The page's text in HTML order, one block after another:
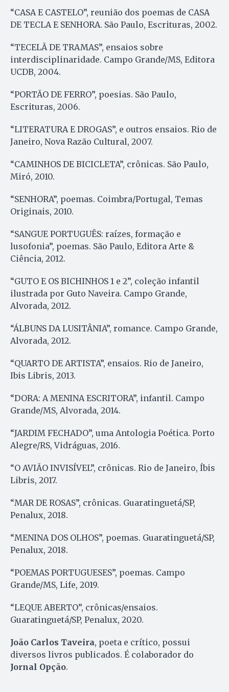
“CASA E CASTELO”, reunião dos poemas de CASA
DE TECLA E SENHORA. São Paulo, Escrituras, 2002.
“TECELÃ DE TRAMAS”, ensaios sobre
interdisciplinaridade. Campo Grande/MS, Editora
UCDB, 2004.
“PORTÃO DE FERRO”, poesias. São Paulo,
Escrituras, 2006.
“LITERATURA E DROGAS”, e outros ensaios. Rio de
Janeiro, Nova Razão Cultural, 2007.
“CAMINHOS DE BICICLETA”, crônicas. São Paulo,
Miró, 2010.
“SENHORA”, poemas. Coimbra/Portugal, Temas
Originais, 2010.
“SANGUE PORTUGUÊS: raízes, formação e
lusofonia”, poemas. São Paulo, Editora Arte &
Ciência, 2012.
“GUTO E OS BICHINHOS 1 e 2”, coleção infantil
ilustrada por Guto Naveira. Campo Grande,
Alvorada, 2012.
“ÁLBUNS DA LUSITÂNIA”, romance. Campo Grande,
Alvorada, 2012.
“QUARTO DE ARTISTA”, ensaios. Rio de Janeiro,
Ibis Libris, 2013.
“DORA: A MENINA ESCRITORA”, infantil. Campo
Grande/MS, Alvorada, 2014.
“JARDIM FECHADO”, uma Antologia Poética. Porto
Alegre/RS, Vidráguas, 2016.
“O AVIÃO INVISÍVEL”, crônicas. Rio de Janeiro, Íbis
Libris, 2017.
“MAR DE ROSAS”, crônicas. Guaratinguetá/SP,
Penalux, 2018.
“MENINA DOS OLHOS”, poemas. Guaratinguetá/SP,
Penalux, 2018.
“POEMAS PORTUGUESES”, poemas. Campo
Grande/MS, Life, 2019.
“LEQUE ABERTO”, crônicas/ensaios.
Guaratinguetá/SP, Penalux, 2020.
João Carlos Taveira, poeta e crítico, possui
diversos livros publicados. É colaborador do
Jornal Opção.